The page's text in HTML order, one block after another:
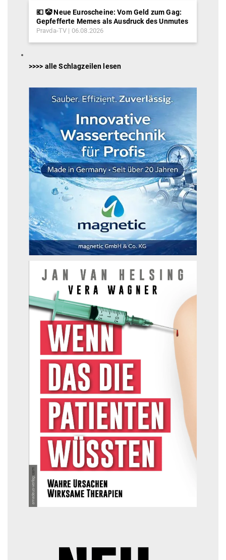
💶 🤡 Neue Euroscheine: Vom Geld zum Gag:
Gepfefferte Memes als Ausdruck des Unmutes
Pravda-TV 06.08.2026
>>>> alle Schlagzeilen lesen